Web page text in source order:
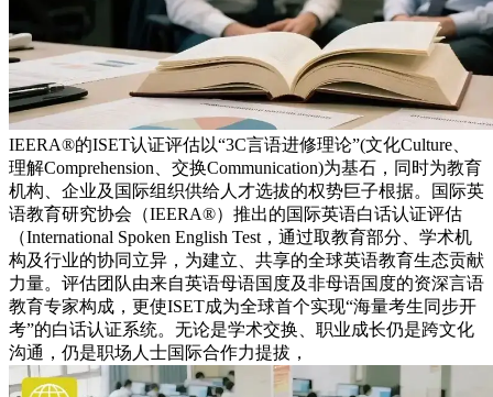
IEERA®的ISET认证评估以“3C言语进修理论”(文化Culture、
理解Comprehension、交换Communication)为基石，同时为教育
机构、企业及国际组织供给人才选拔的权势巨子根据。国际英
语教育研究协会（IEERA®）推出的国际英语白话认证评估
（International Spoken English Test，通过取教育部分、学术机
构及行业的协同立异，为建立、共享的全球英语教育生态贡献
力量。评估团队由来自英语母语国度及非母语国度的资深言语
教育专家构成，更使ISET成为全球首个实现“海量考生同步开
考”的白话认证系统。无论是学术交换、职业成长仍是跨文化
沟通，仍是职场人士国际合作力提拔，